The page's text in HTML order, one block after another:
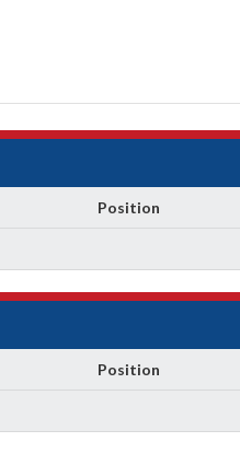
Position
Position